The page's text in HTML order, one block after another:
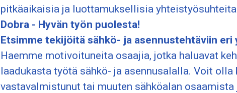
pitkäaikaisia ja luottamuksellisia
Dobra - Hyvän työn puolesta!
Etsimme tekijöitä sähkö- ja asennustehtäviin eri
Haemme motivoituneita osaajia, jotka haluavat
laadukasta työtä sähkö- ja asennusalalla. Voit
vastavalmistunut tai muuten sähköalan